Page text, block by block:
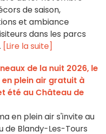
de saison,
et ambiance
dans les parcs
[Lire la suite]
de la nuit 2026, le
en plein air gratuit à
été au Château de
en plein air s'invite au
de Blandy-Les-Tours